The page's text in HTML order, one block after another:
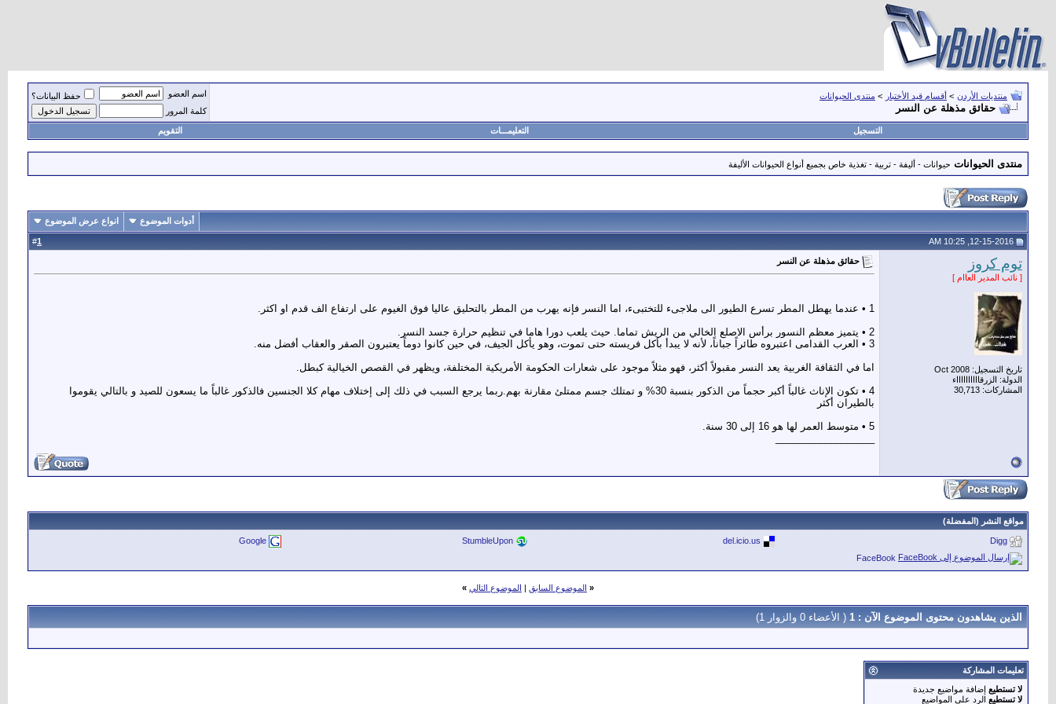
منتديات الأردن > أقسام قيد الأختبار > منتدى الحيوانات
حقائق مذهلة عن النسر
اسم العضو
حفظ البيانات؟
كلمة المرور
التسجيل التعليمـــات التقويم
منتدى الحيوانات حيوانات - أليفة - تربية - تغذية خاص بجميع أنواع الحيوانات الأليفة
أدوات الموضوع انواع عرض الموضوع
1
توم كروز
[ نائب المدير العاام ]
تاريخ التسجيل: Oct 2008
الدولة: الزرقااااااااااء
المشاركات: 30,713
حقائق مذهلة عن النسر
1 • عندما يهطل المطر تسرع الطيور الى ملاجىء للتختبىء، اما النسر فإنه يهرب من المطر بالتحليق عاليا فوق الغيوم على ارتفاع الف قدم او اكثر.
2 • يتميز معظم النسور برأس الاصلع الخالي من الريش تماما. حيث يلعب دورا هاما في تنظيم حرارة جسد النسر.
3 • العرب القدامى اعتبروه طائراً جباناً، لأنه لا يبدأ بأكل فريسته حتى تموت، وهو يأكل الجيف، في حين كانوا دوماً يعتبرون الصقر والعقاب أفضل منه.
اما في الثقافة الغربية يعد النسر مقبولاً أكثر، فهو مثلاً موجود على شعارات الحكومة الأمريكية المختلفة، ويظهر في القصص الخيالية كبطل.
4 • تكون الإناث غالباً أكبر حجماً من الذكور بنسبة 30% و تمتلك جسم ممتلئ مقارنة بهم.ربما يرجع السبب في ذلك إلى إختلاف مهام كلا الجنسين فالذكور غالباً ما يسعون للصيد و بالتالي يقوموا
بالطيران أكثر
5 • متوسط العمر لها هو 16 إلى 30 سنة.
مواقع النشر (المفضلة)
Digg
del.icio.us
StumbleUpon
Google
FaceBook
« الموضوع السابق | الموضوع التالي »
الذين يشاهدون محتوى الموضوع الآن : 1 ( الأعضاء 0 والزوار 1)
تعليمات المشاركة
لا تستطيع إضافة مواضيع جديدة
لا تستطيع الرد على المواضيع